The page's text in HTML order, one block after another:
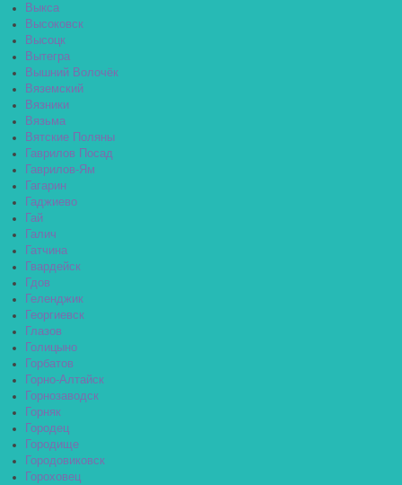
Выкса
Высоковск
Высоцк
Вытегра
Вышний Волочёк
Вяземский
Вязники
Вязьма
Вятские Поляны
Гаврилов Посад
Гаврилов-Ям
Гагарин
Гаджиево
Гай
Галич
Гатчина
Гвардейск
Гдов
Геленджик
Георгиевск
Глазов
Голицыно
Горбатов
Горно-Алтайск
Горнозаводск
Горняк
Городец
Городище
Городовиковск
Гороховец